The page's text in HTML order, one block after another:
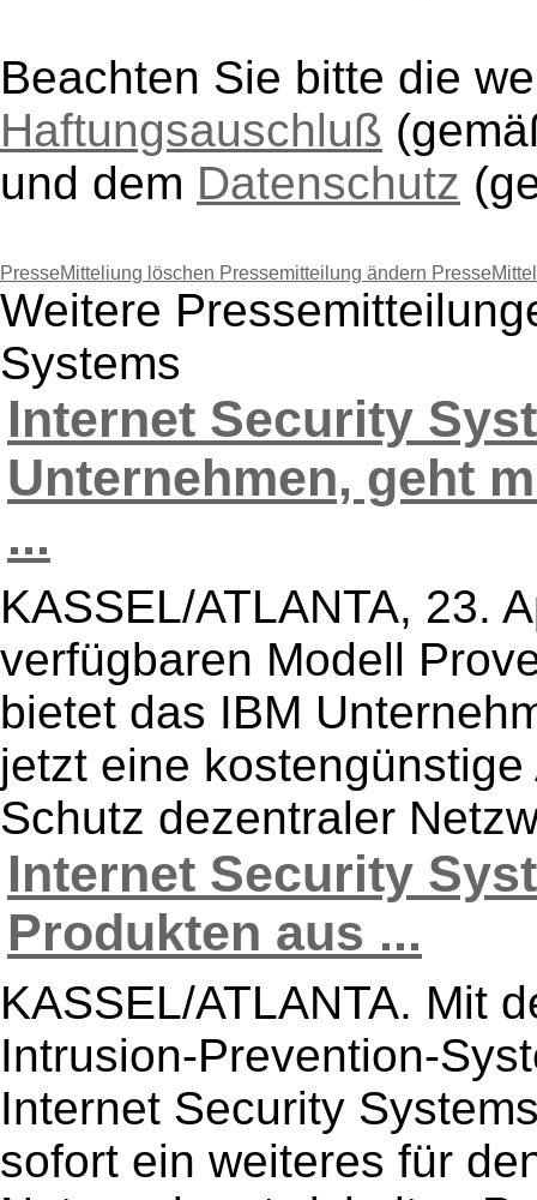
Beachten Sie bitte die
Haftungsauschluß
und dem Datenschutz
PresseMitteliung löschen Pressemitteilung ändern
Weitere
Systems
Internet Security
Unternehmen, geht
...
KASSEL/ATLANTA, 23.
verfügbaren Modell
bietet das IBM
jetzt eine
Schutz dezentraler
Internet Security
Produkten aus ...
KASSEL/ATLANTA. Mit
Intrusion-Prevention-
Internet Security
sofort ein weiteres für